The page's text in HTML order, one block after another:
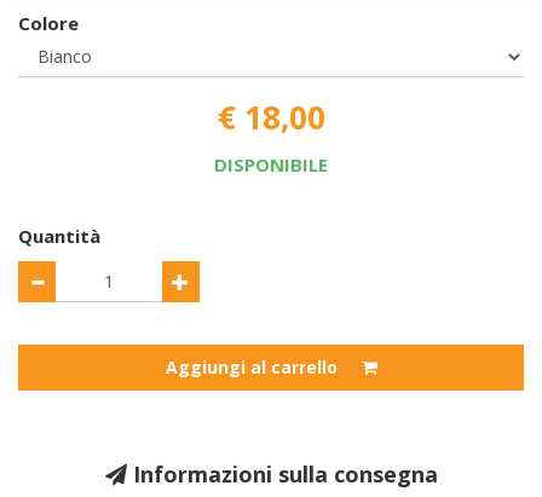
Colore
€ 18,00
DISPONIBILE
Quantità
Aggiungi al carrello
Informazioni sulla consegna